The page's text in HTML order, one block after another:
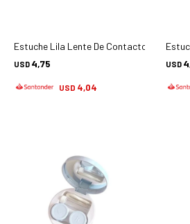
Estuche Lila Lente De Contacto Ohr-
USD 4,75
USD 4,04
USD